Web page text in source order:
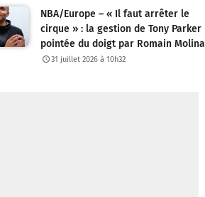
NBA/Europe – « Il faut arrêter le
cirque » : la gestion de Tony Parker
pointée du doigt par Romain Molina
31 juillet 2026 à 10h32